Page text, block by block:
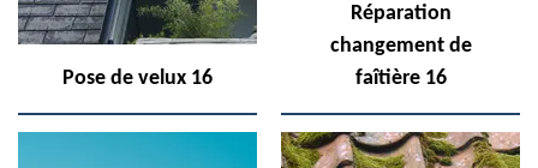
Pose de velux 16
Réparation
changement de
faîtière 16